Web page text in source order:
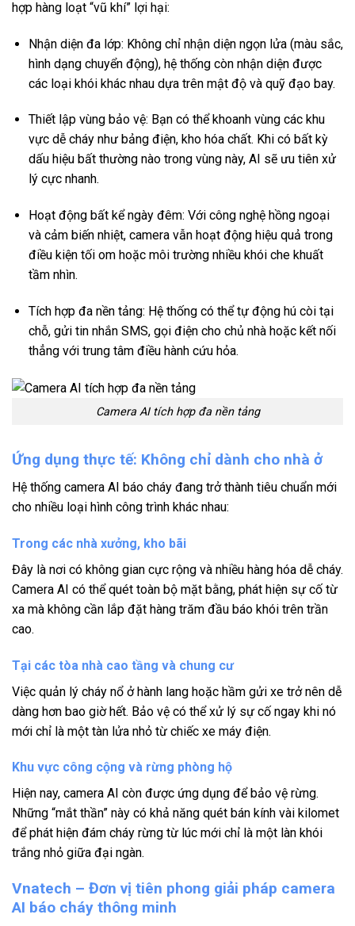
hợp hàng loạt “vũ khí” lợi hại:
Nhận diện đa lớp: Không chỉ nhận diện ngọn lửa (màu sắc,
hình dạng chuyển động), hệ thống còn nhận diện được
các loại khói khác nhau dựa trên mật độ và quỹ đạo bay.
Thiết lập vùng bảo vệ: Bạn có thể khoanh vùng các khu
vực dễ cháy như bảng điện, kho hóa chất. Khi có bất kỳ
dấu hiệu bất thường nào trong vùng này, AI sẽ ưu tiên xử
lý cực nhanh.
Hoạt động bất kể ngày đêm: Với công nghệ hồng ngoại
và cảm biến nhiệt, camera vẫn hoạt động hiệu quả trong
điều kiện tối om hoặc môi trường nhiều khói che khuất
tầm nhìn.
Tích hợp đa nền tảng: Hệ thống có thể tự động hú còi tại
chỗ, gửi tin nhắn SMS, gọi điện cho chủ nhà hoặc kết nối
thẳng với trung tâm điều hành cứu hỏa.
Camera AI tích hợp đa nền tảng
Ứng dụng thực tế: Không chỉ dành cho nhà ở
Hệ thống camera AI báo cháy đang trở thành tiêu chuẩn mới
cho nhiều loại hình công trình khác nhau:
Trong các nhà xưởng, kho bãi
Đây là nơi có không gian cực rộng và nhiều hàng hóa dễ cháy.
Camera AI có thể quét toàn bộ mặt bằng, phát hiện sự cố từ
xa mà không cần lắp đặt hàng trăm đầu báo khói trên trần
cao.
Tại các tòa nhà cao tầng và chung cư
Việc quản lý cháy nổ ở hành lang hoặc hầm gửi xe trở nên dễ
dàng hơn bao giờ hết. Bảo vệ có thể xử lý sự cố ngay khi nó
mới chỉ là một tàn lửa nhỏ từ chiếc xe máy điện.
Khu vực công cộng và rừng phòng hộ
Hiện nay, camera AI còn được ứng dụng để bảo vệ rừng.
Những “mắt thần” này có khả năng quét bán kính vài kilomet
để phát hiện đám cháy rừng từ lúc mới chỉ là một làn khói
trắng nhỏ giữa đại ngàn.
Vnatech – Đơn vị tiên phong giải pháp camera
AI báo cháy thông minh